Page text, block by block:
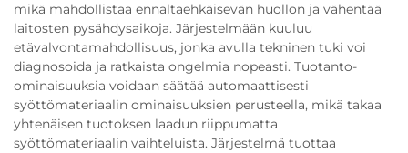
mikä mahdollistaa ennaltaehkäisevän huollon ja vähentää
laitosten pysähdysaikoja. Järjestelmään kuuluu
etävalvontamahdollisuus, jonka avulla tekninen tuki voi
diagnosoida ja ratkaista ongelmia nopeasti. Tuotanto-
ominaisuuksia voidaan säätää automaattisesti
syöttömateriaalin ominaisuuksien perusteella, mikä takaa
yhtenäisen tuotoksen laadun riippumatta
syöttömateriaalin vaihteluista. Järjestelmä tuottaa